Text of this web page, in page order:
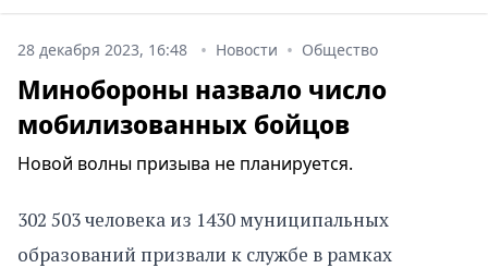
28 декабря 2023, 16:48 Новости Общество
Минобороны назвало число
мобилизованных бойцов
Новой волны призыва не планируется.
302 503 человека из 1430 муниципальных
образований призвали к службе в рамках